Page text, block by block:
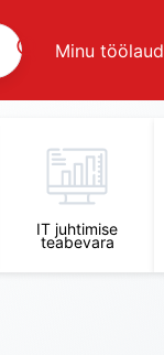
Minu töölaud
IT juhtimise
teabevara